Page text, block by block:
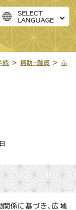
SELECT
LANGUAGE
続 >補助・融資 > ふ
係に基づき、広域